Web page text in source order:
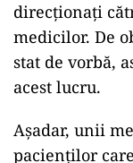
direcționați
medicilor. De
stat de vorbă,
acest lucru.
Așadar, unii
pacienților